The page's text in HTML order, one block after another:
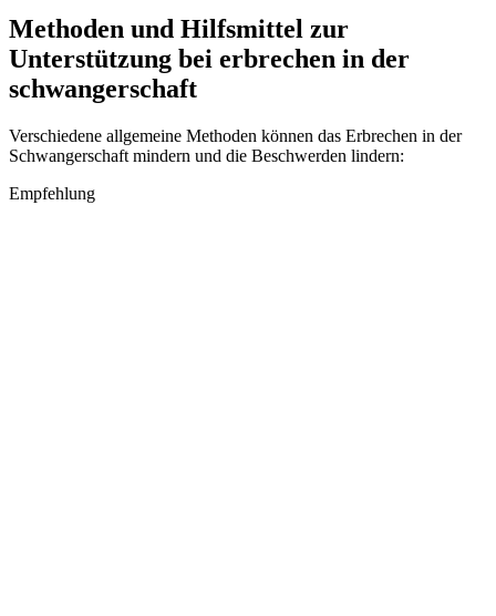
Methoden und Hilfsmittel zur
Unterstützung bei erbrechen in der
schwangerschaft
Verschiedene allgemeine Methoden können das Erbrechen in der
Schwangerschaft mindern und die Beschwerden lindern:
Empfehlung